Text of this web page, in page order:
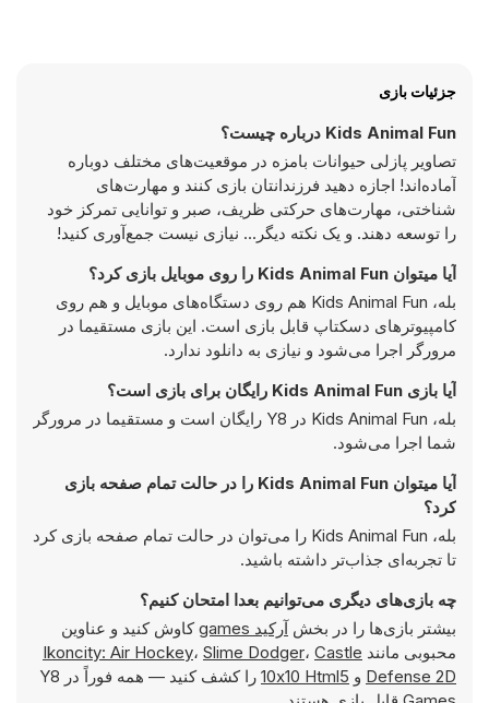
جزئیات بازی
Kids Animal Fun درباره چیست؟
تصاویر پازلی حیوانات بامزه در موقعیت‌های مختلف دوباره
آماده‌اند! اجازه دهید فرزندانتان بازی کنند و مهارت‌های
شناختی، مهارت‌های حرکتی ظریف، صبر و توانایی تمرکز خود
را توسعه دهند. و یک نکته دیگر... نیازی نیست جمع‌آوری کنید!
آیا میتوان Kids Animal Fun را روی موبایل بازی کرد؟
بله، Kids Animal Fun هم روی دستگاه‌های موبایل و هم روی
کامپیوترهای دسکتاپ قابل بازی است. این بازی مستقیما در
مرورگر اجرا می‌شود و نیازی به دانلود ندارد.
آیا بازی Kids Animal Fun رایگان برای بازی است؟
بله، Kids Animal Fun در Y8 رایگان است و مستقیما در مرورگر
شما اجرا می‌شود.
آیا میتوان Kids Animal Fun را در حالت تمام صفحه بازی
کرد؟
بله، Kids Animal Fun را می‌توان در حالت تمام صفحه بازی کرد
تا تجربه‌ای جذاب‌تر داشته باشید.
چه بازی‌های دیگری می‌توانیم بعدا امتحان کنیم؟
بیشتر بازی‌ها را در بخشآرکید games
کاوش کنید و عناوین
محبوبی مانند
Ikoncity: Air Hockey، Slime Dodger، Castle
Defense 2D و 10x10 Html5
را کشف کنید — همه فوراً در Y8